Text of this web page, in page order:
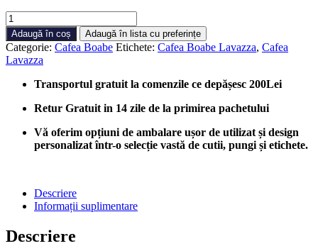
Cantitate
Cafea
boabe
Lavazza
Crema
Classico,
Adaugă în coș Adaugă în lista cu preferințe
Categorie: Cafea Boabe Etichete: Cafea Boabe Lavazza, Cafea
Lavazza
Transportul gratuit la comenzile ce depășesc 200Lei
Retur Gratuit in 14 zile de la primirea pachetului
Vă oferim opțiuni de ambalare ușor de utilizat și design
personalizat într-o selecție vastă de cutii, pungi și etichete.
Descriere
Informații suplimentare
Descriere